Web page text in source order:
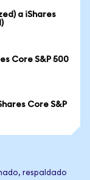
a iShares
Core S&P 500
Core S&P
respaldado